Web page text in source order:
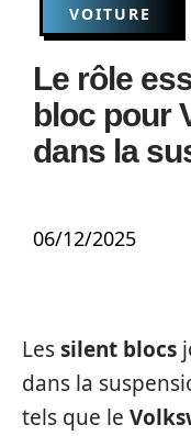
VOITURE
Le rôle
bloc pour
dans la
06/12/2025
Lessilent blocs
dans la
tels que le